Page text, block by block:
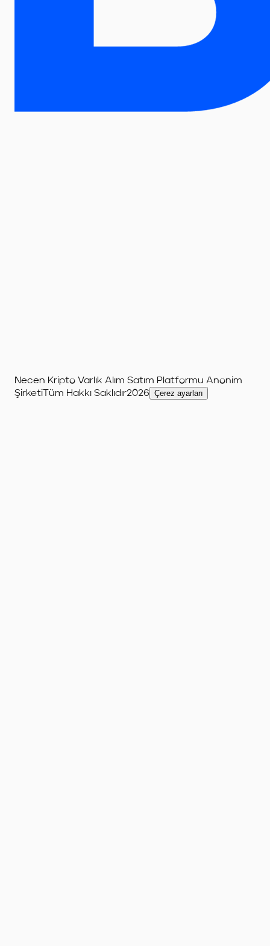
Necen Kripto Varlık Alım Satım Platformu Anonim
Şirketi Tüm Hakkı Saklıdır2026 Çerez ayarları